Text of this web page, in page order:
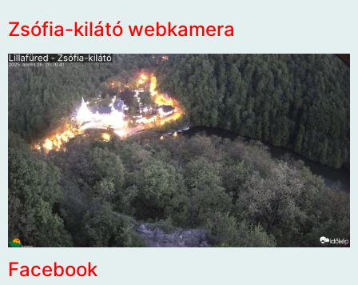
Zsófia-kilátó webkamera
Facebook